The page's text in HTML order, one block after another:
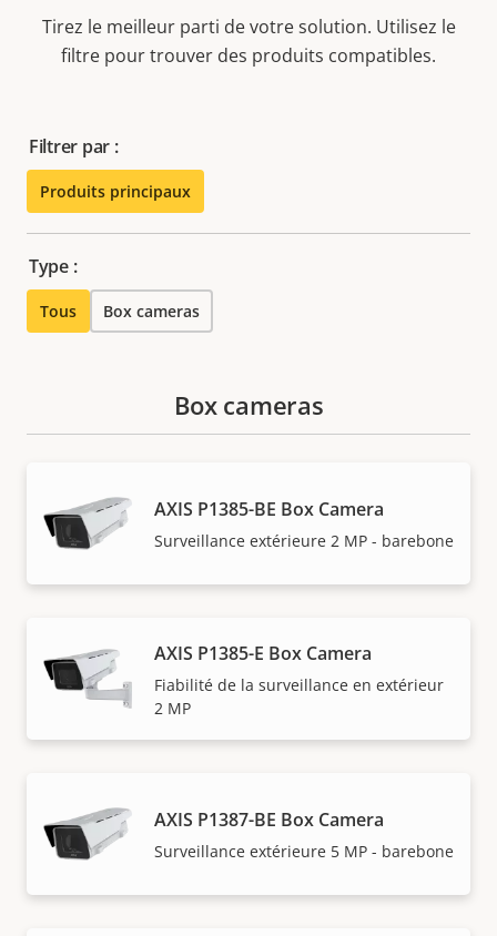
Tirez le meilleur parti de votre solution. Utilisez le
filtre pour trouver des produits compatibles.
Filtrer par :
Produits principaux
Type :
Tous Box cameras
Box cameras
AXIS P1385-BE Box Camera
Surveillance extérieure 2 MP - barebone
AXIS P1385-E Box Camera
Fiabilité de la surveillance en extérieur
2 MP
AXIS P1387-BE Box Camera
Surveillance extérieure 5 MP - barebone